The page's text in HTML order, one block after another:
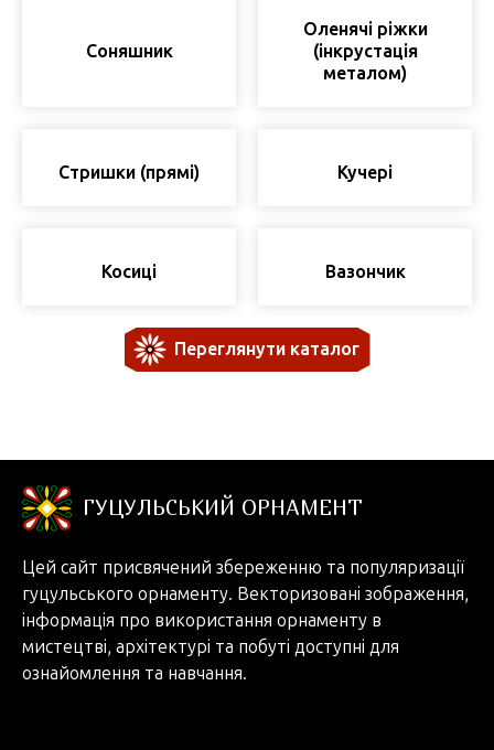
Соняшник
Оленячі ріжки
(інкрустація
металом)
Стришки (прямі) Кучері
Косиці Вазончик
Переглянути каталог
ГУЦУЛЬСЬКИЙ ОРНАМЕНТ
Цей сайт присвячений збереженню та популяризації
гуцульського орнаменту. Векторизовані зображення,
інформація про використання орнаменту в
мистецтві, архітектурі та побуті доступні для
ознайомлення та навчання.